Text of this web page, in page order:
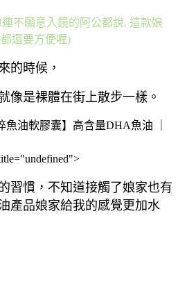
不願意入鏡的阿公都說, 這款娘
還要方便喔)
的時候，
像是裸體在街上散步一樣。
習慣，不知道接觸了娘家也有
產品娘家給我的感覺更加水